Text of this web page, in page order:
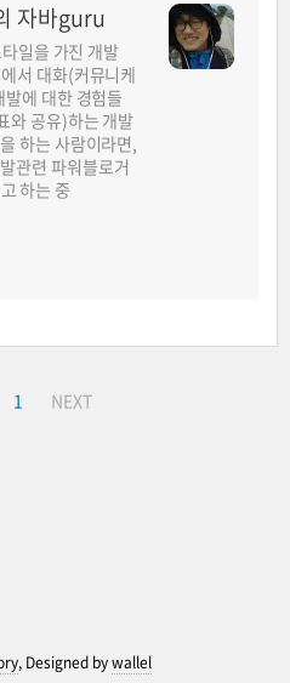
자바guru
일을 가진 개발
서 대화(커뮤니케
에 대한 경험들
와 공유)하는 개발
하는 사람이라면,
관련 파워블로거
하는 중
1 NEXT
, Designed bywallel